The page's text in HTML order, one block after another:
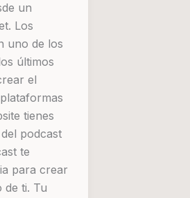
un
Los
uno de los
últimos
el
tienes
podcast
te
para crear
de ti. Tu